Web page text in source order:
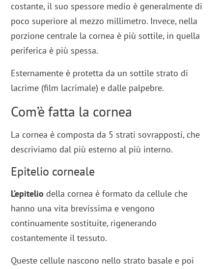
costante, il suo spessore medio è generalmente di
poco superiore al mezzo millimetro. Invece, nella
porzione centrale la cornea è più sottile, in quella
periferica è più spessa.
Esternamente è protetta da un sottile strato di
lacrime (film lacrimale) e dalle palpebre.
Com’è fatta la cornea
La cornea è composta da 5 strati sovrapposti, che
descriviamo dal più esterno al più interno.
Epitelio corneale
L’epitelio della cornea è formato da cellule che
hanno una vita brevissima e vengono
continuamente sostituite, rigenerando
costantemente il tessuto.
Queste cellule nascono nello strato basale e poi